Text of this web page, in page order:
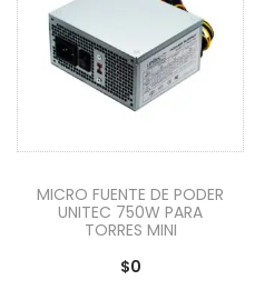
MICRO FUENTE DE PODER
UNITEC 750W PARA
TORRES MINI
$0